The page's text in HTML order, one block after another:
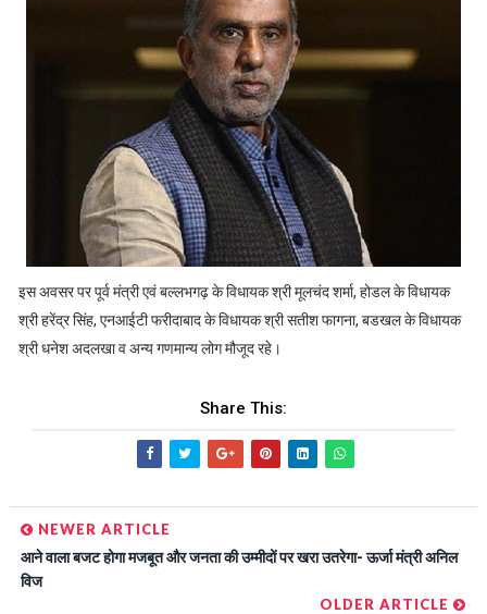
इस अवसर पर पूर्व मंत्री एवं बल्लभगढ़ के विधायक श्री मूलचंद शर्मा, होडल के विधायक
श्री हरेंद्र सिंह, एनआईटी फरीदाबाद के विधायक श्री सतीश फागना, बडखल के विधायक
श्री धनेश अदलखा व अन्य गणमान्य लोग मौजूद रहे।
Share This:
NEWER ARTICLE
आने वाला बजट होगा मजबूत और जनता की उम्मीदों पर खरा उतरेगा- ऊर्जा मंत्री अनिल
विज
OLDER ARTICLE